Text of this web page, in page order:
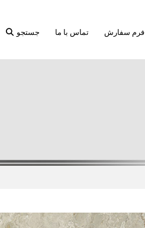
فرم سفارش تماس با ما جستجو